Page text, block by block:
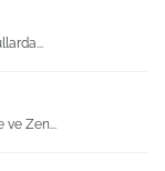
ve Zen...